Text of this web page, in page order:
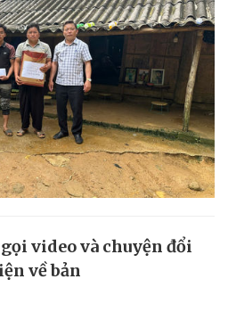
video và chuyện đổi
về bản